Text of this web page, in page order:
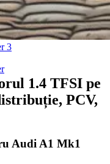
3
1.4 TFSI pe
PCV,
Audi A1 Mk1